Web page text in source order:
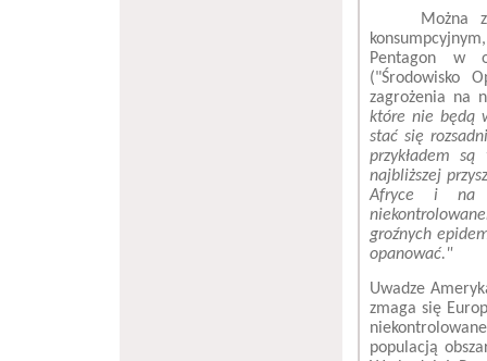
Można
Pentagon w
("Środowisko
zagrożenia na
które nie będą
stać się
przykładem
najbliższej
Afryce i na
groźnych
opanować."
Uwadze
zmaga się
populacją